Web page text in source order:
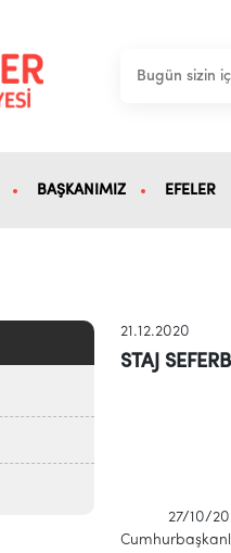
BAŞKANIMIZ EFELER
21.12.2020
STAJ
27/10/2020